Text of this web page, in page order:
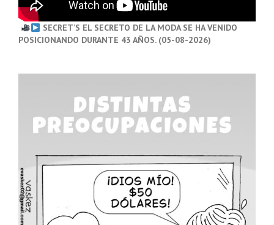
SECRET’S EL SECRETO DE LA MODA SE HA VENIDO
POSICIONANDO DURANTE 43 AÑOS. (05-08-2026)